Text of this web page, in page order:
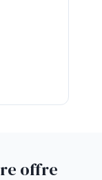
offre